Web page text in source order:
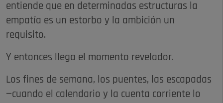
entiende que en determinadas estructuras la
empatía es un estorbo y la ambición un
requisito.
Y entonces llega el momento revelador.
Los fines de semana, los puentes, las escapadas
—cuando el calendario y la cuenta corriente lo